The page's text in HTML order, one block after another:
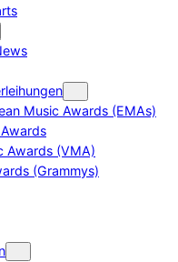
Music Awards (EMAs)
Awards (VMA)
(Grammys)